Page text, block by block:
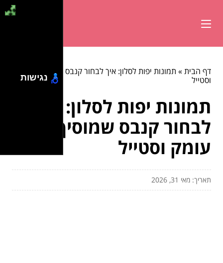
דף הבית» תמונות יפות לסלון: איך לבחור קנבס שמוסיף עומק
וסטייל
תמונות יפות לסלון: איך
לבחור קנבס שמוסיף
עומק וסטייל
תאריך: מאי 31, 2026
נגישות